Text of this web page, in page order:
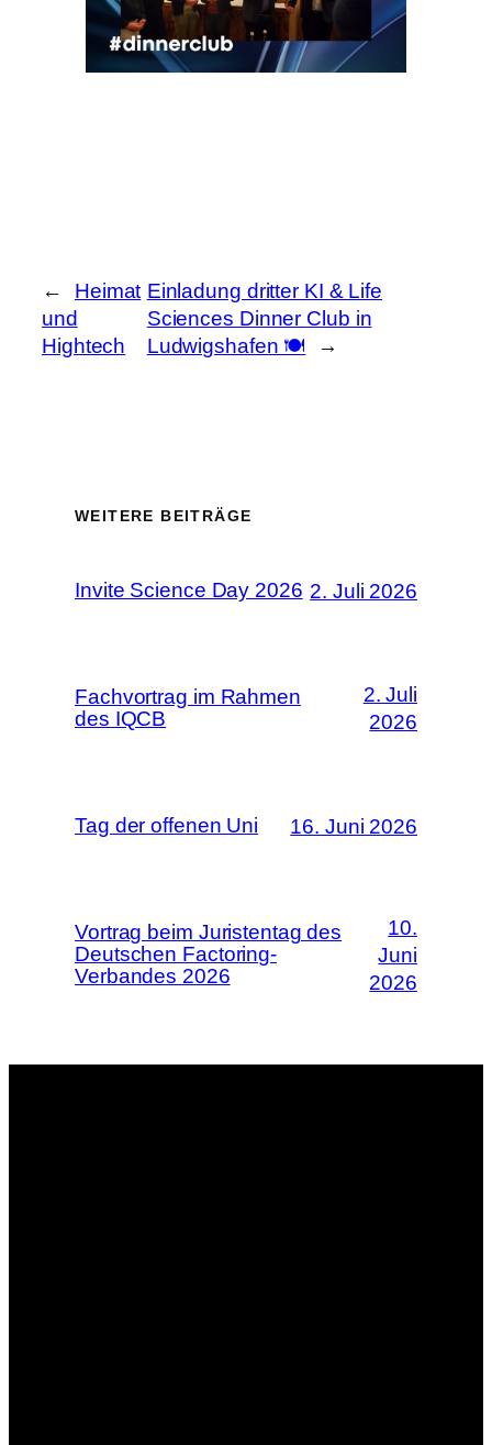
←
Heimat
und
Hightech
Einladung dritter KI & Life
Sciences Dinner Club in
Ludwigshafen 🍽️
→
WEITERE BEITRÄGE
Invite Science Day 2026 2. Juli 2026
Fachvortrag im Rahmen
des IQCB
2. Juli
2026
Tag der offenen Uni 16. Juni 2026
Vortrag beim Juristentag des
Deutschen Factoring-
Verbandes 2026
10.
Juni
2026